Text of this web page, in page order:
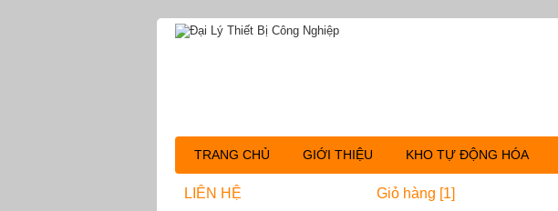
Giỏ hàng [1]
LIÊN HỆ
TRANG CHỦ GIỚI THIỆU KHO TỰ ĐỘNG HÓA